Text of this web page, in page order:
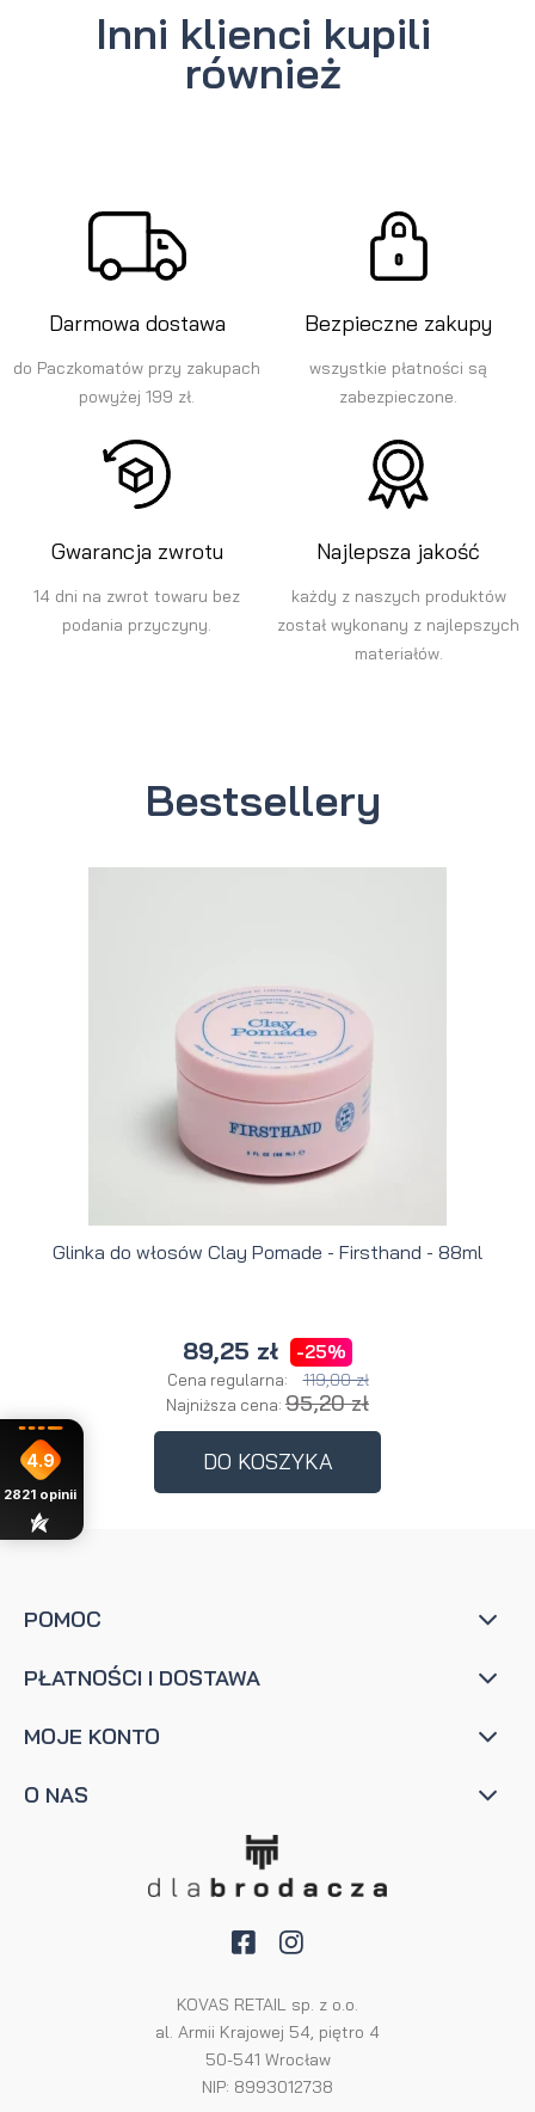
Inni klienci kupili
również
Darmowa dostawa
do Paczkomatów przy zakupach
powyżej 199 zł.
Bezpieczne zakupy
wszystkie płatności są
zabezpieczone.
Gwarancja zwrotu
14 dni na zwrot towaru bez
podania przyczyny.
Najlepsza jakość
każdy z naszych produktów
został wykonany z najlepszych
materiałów.
Bestsellery
Glinka do włosów Clay Pomade - Firsthand - 88ml
89,25 zł -25%
Cena regularna: 119,00 zł
Najniższa cena: 95,20 zł
DO KOSZYKA
POMOC
PŁATNOŚCI I DOSTAWA
MOJE KONTO
O NAS
KOVAS RETAIL sp. z o.o.
al. Armii Krajowej 54, piętro 4
50-541 Wrocław
NIP: 8993012738
4.9
2821 opinii